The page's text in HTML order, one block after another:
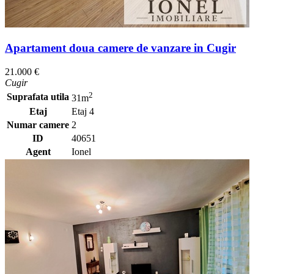
Apartament doua camere de vanzare in Cugir
21.000 €
Cugir
Suprafata utila 31m2
Etaj
Etaj 4
Numar camere 2
ID
40651
Agent
Ionel